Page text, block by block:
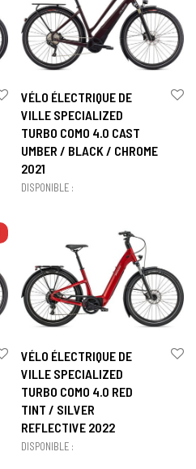
VÉLO ÉLECTRIQUE DE
VILLE SPECIALIZED
TURBO COMO 4.0 CAST
UMBER / BLACK / CHROME
2021
DISPONIBLE :
VÉLO ÉLECTRIQUE DE
VILLE SPECIALIZED
TURBO COMO 4.0 RED
TINT / SILVER
REFLECTIVE 2022
DISPONIBLE :